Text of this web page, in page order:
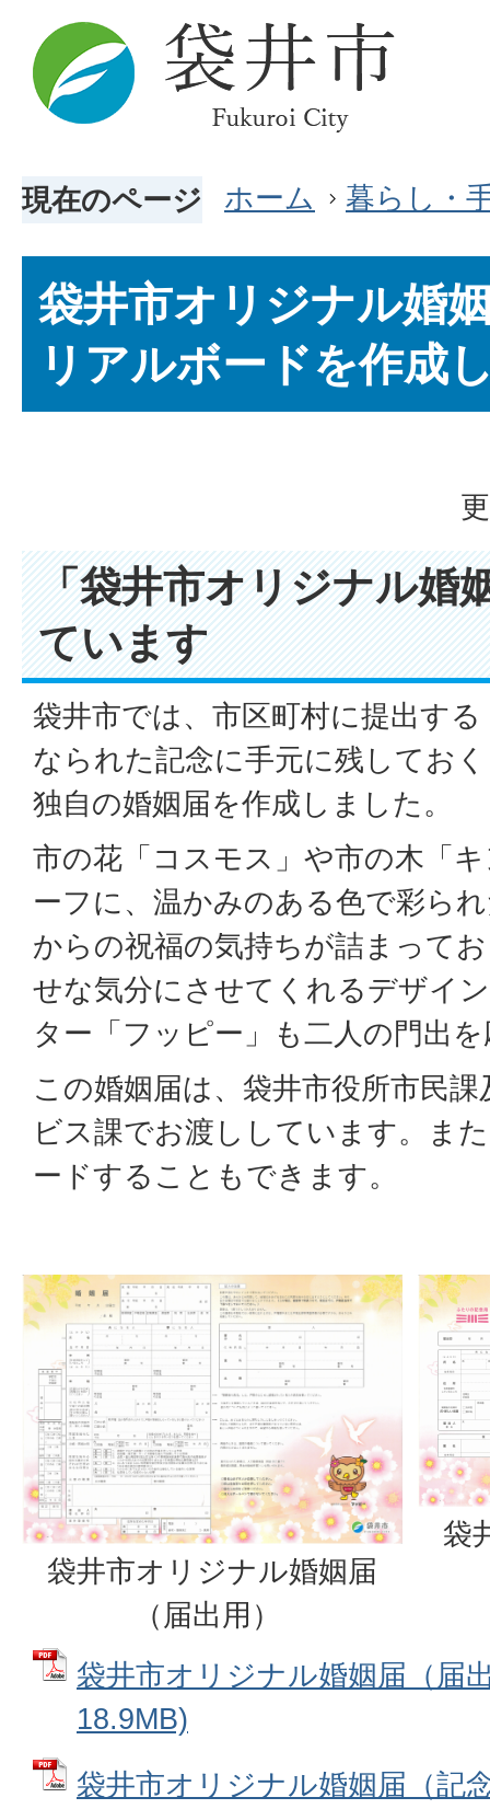
現在のページ ホーム 暮らし・
袋井市オリジナル婚
リアルボードを作成
「袋井市オリジナル婚
ています
袋井市では、市区町村に提出す
なられた記念に手元に残してお
独自の婚姻届を作成しました。
市の花「コスモス」や市の木「
ーフに、温かみのある色で彩ら
からの祝福の気持ちが詰まって
せな気分にさせてくれるデザイ
ター「フッピー」も二人の門出
この婚姻届は、袋井市役所市民
ビス課でお渡ししています。ま
ードすることもできます。
袋井市オリジナル婚姻届
（届出用）
袋
袋井市オリジナル婚姻届（届
18.9MB)
袋井市オリジナル婚姻届（記